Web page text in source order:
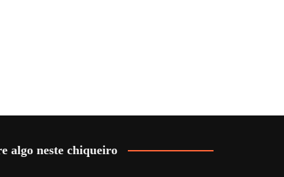
algo neste chiqueiro